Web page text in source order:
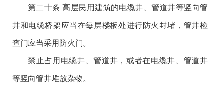
第二十条 高层民用建筑的电缆井、管道井等竖向管
井和电缆桥架应当在每层楼板处进行防火封堵，管井检
查门应当采用防火门。
禁止占用电缆井、管道井，或者在电缆井、管道井
等竖向管井堆放杂物。